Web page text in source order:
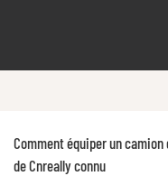
Comment équiper un
de Cnreally connu